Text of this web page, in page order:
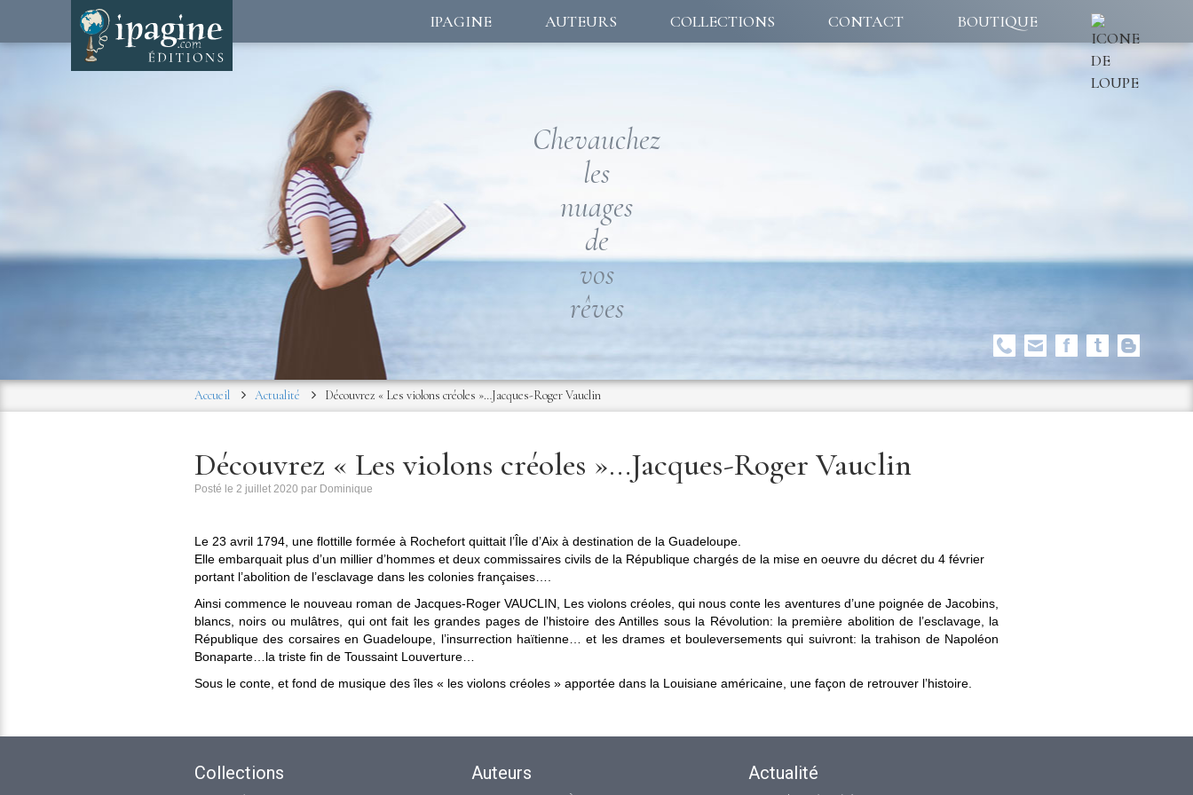
IPAGINE AUTEURS COLLECTIONS CONTACT BOUTIQUE
Chevauchez
les
nuages
de
vos
rêves
Accueil Actualité Découvrez « Les violons créoles »…Jacques-Roger Vauclin
Découvrez « Les violons créoles »…Jacques-Roger Vauclin
Posté le 2 juillet 2020 par Dominique
Le 23 avril 1794, une flottille formée à Rochefort quittait l’Île d’Aix à destination de la Guadeloupe.
Elle embarquait plus d’un millier d’hommes et deux commissaires civils de la République chargés de la mise en oeuvre du décret du 4 février
portant l’abolition de l’esclavage dans les colonies françaises….
Ainsi commence le nouveau roman de Jacques-Roger VAUCLIN, Les violons créoles, qui nous conte les aventures d’une poignée de Jacobins,
blancs, noirs ou mulâtres, qui ont fait les grandes pages de l’histoire des Antilles sous la Révolution: la première abolition de l’esclavage, la
République des corsaires en Guadeloupe, l’insurrection haïtienne… et les drames et bouleversements qui suivront: la trahison de Napoléon
Bonaparte…la triste fin de Toussaint Louverture…
Sous le conte, et fond de musique des îles « les violons créoles » apportée dans la Louisiane américaine, une façon de retrouver l’histoire.
Collections Auteurs Actualité